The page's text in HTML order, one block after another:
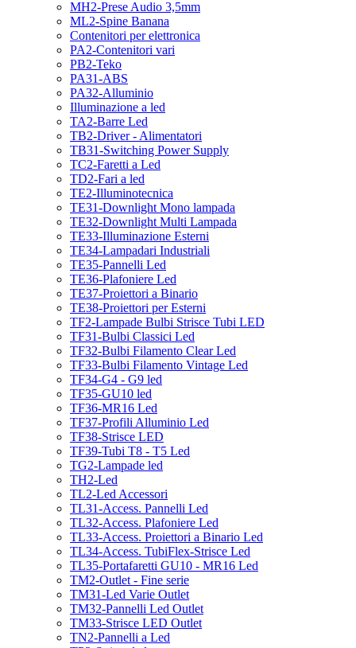
MH2-Prese Audio 3,5mm
ML2-Spine Banana
Contenitori per elettronica
PA2-Contenitori vari
PB2-Teko
PA31-ABS
PA32-Alluminio
Illuminazione a led
TA2-Barre Led
TB2-Driver - Alimentatori
TB31-Switching Power Supply
TC2-Faretti a Led
TD2-Fari a led
TE2-Illuminotecnica
TE31-Downlight Mono lampada
TE32-Downlight Multi Lampada
TE33-Illuminazione Esterni
TE34-Lampadari Industriali
TE35-Pannelli Led
TE36-Plafoniere Led
TE37-Proiettori a Binario
TE38-Proiettori per Esterni
TF2-Lampade Bulbi Strisce Tubi LED
TF31-Bulbi Classici Led
TF32-Bulbi Filamento Clear Led
TF33-Bulbi Filamento Vintage Led
TF34-G4 - G9 led
TF35-GU10 led
TF36-MR16 Led
TF37-Profili Alluminio Led
TF38-Strisce LED
TF39-Tubi T8 - T5 Led
TG2-Lampade led
TH2-Led
TL2-Led Accessori
TL31-Access. Pannelli Led
TL32-Access. Plafoniere Led
TL33-Access. Proiettori a Binario Led
TL34-Access. TubiFlex-Strisce Led
TL35-Portafaretti GU10 - MR16 Led
TM2-Outlet - Fine serie
TM31-Led Varie Outlet
TM32-Pannelli Led Outlet
TM33-Strisce LED Outlet
TN2-Pannelli a Led